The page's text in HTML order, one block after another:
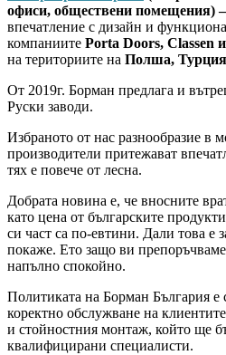
офиси, обществени помещения)
впечатление с дизайн и
компаниите Porta Doors, Classen
на териториите на Полша,
От 2019г. Борман предлага и
Руски заводи.
Избраното от нас разнообразие в
производители притежават
тях е повече от лесна.
Добрата новина е, че вносните
като цена от българските
си част са по-евтини. Дали това е
покаже. Ето защо ви
напълно спокойно.
Политиката на Борман България е
коректно обслужване на
и стойностния монтаж, който ще
квалифицирани специалисти.